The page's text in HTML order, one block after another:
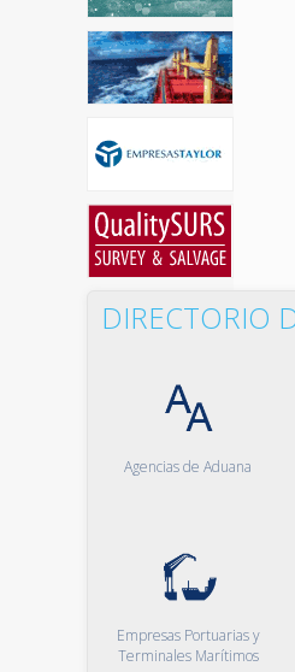
DIRECTORIO
Agencias de Aduana
Empresas Portuarias y
Terminales Marítimos